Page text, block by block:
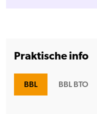
Praktische info
BBL BBL BTO